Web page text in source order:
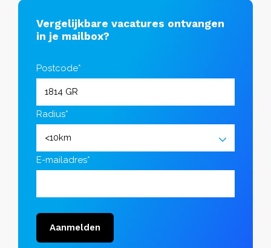
Vergelijkbare vacatures ontvangen
in je mailbox?
Postcode*
Radius*
E-mailadres*
Aanmelden